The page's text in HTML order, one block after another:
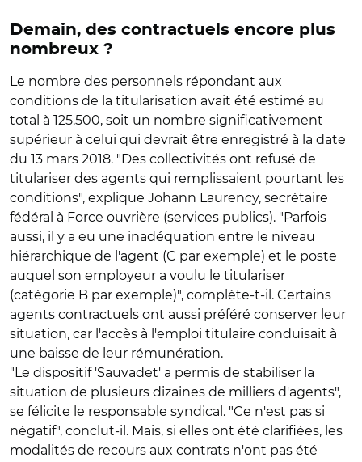
Demain, des contractuels encore plus
nombreux ?
Le nombre des personnels répondant aux
conditions de la titularisation avait été estimé au
total à 125.500, soit un nombre significativement
supérieur à celui qui devrait être enregistré à la date
du 13 mars 2018. "Des collectivités ont refusé de
titulariser des agents qui remplissaient pourtant les
conditions", explique Johann Laurency, secrétaire
fédéral à Force ouvrière (services publics). "Parfois
aussi, il y a eu une inadéquation entre le niveau
hiérarchique de l'agent (C par exemple) et le poste
auquel son employeur a voulu le titulariser
(catégorie B par exemple)", complète-t-il. Certains
agents contractuels ont aussi préféré conserver leur
situation, car l'accès à l'emploi titulaire conduisait à
une baisse de leur rémunération.
"Le dispositif 'Sauvadet' a permis de stabiliser la
situation de plusieurs dizaines de milliers d'agents",
se félicite le responsable syndical. "Ce n'est pas si
négatif", conclut-il. Mais, si elles ont été clarifiées, les
modalités de recours aux contrats n'ont pas été